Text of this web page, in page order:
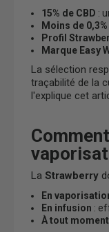
15% de CBD :
Moins de
Profil
Marque Easy
La sélection
traçabilité de la
l'explique cet
LaStrawberry
En
En infusion :
À tout moment